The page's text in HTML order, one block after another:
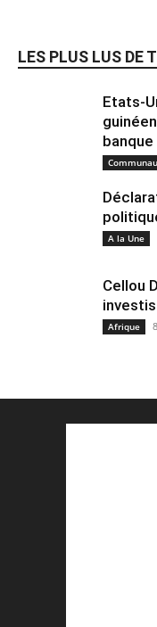
LES PLUS LUS DE
Etats-
banque
A la Une
Cellou
Afrique